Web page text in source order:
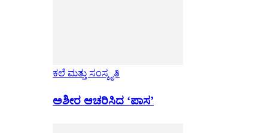
ಕಲೆ ಮತ್ತು ಸಂಸ್ಕೃತಿ
ಅಶೀರ ಆಚರಿಸಿದ ‘ಪಾಸ’